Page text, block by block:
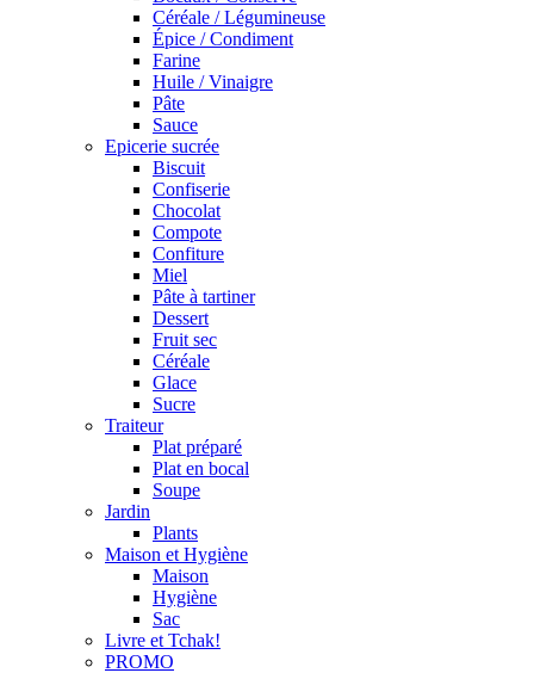
Céréale / Légumineuse
Épice / Condiment
Farine
Huile / Vinaigre
Pâte
Sauce
Epicerie sucrée
Biscuit
Confiserie
Chocolat
Compote
Confiture
Miel
Pâte à tartiner
Dessert
Fruit sec
Céréale
Glace
Sucre
Traiteur
Plat préparé
Plat en bocal
Soupe
Jardin
Plants
Maison et Hygiène
Maison
Hygiène
Sac
Livre et Tchak!
PROMO